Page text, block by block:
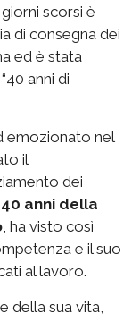
scorsi è
di consegna dei
ed è stata
anni di
emozionato nel
il
dei
anni della
, ha visto così
e il suo
al lavoro.
della sua vita,